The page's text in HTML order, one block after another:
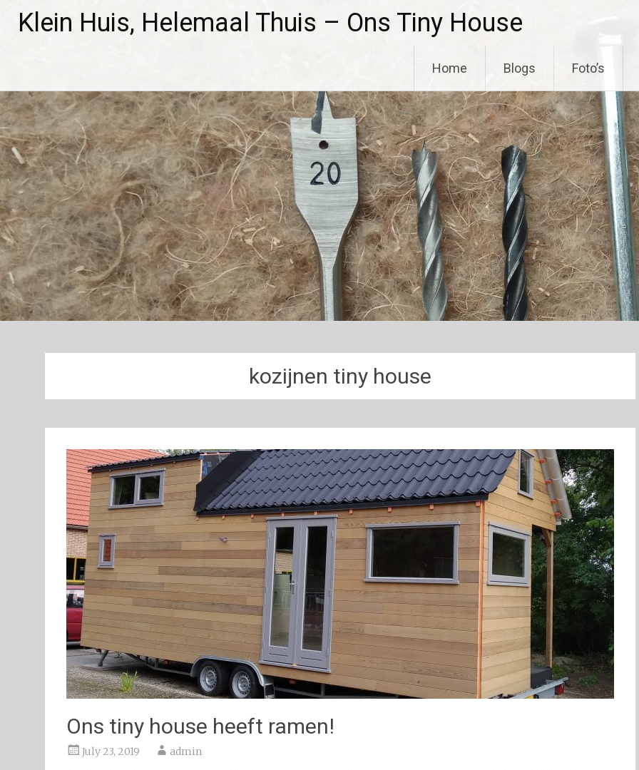
Klein Huis, Helemaal Thuis – Ons Tiny House
Home Blogs Foto’s
kozijnen tiny house
Ons tiny house heeft ramen!
July 23, 2019 admin